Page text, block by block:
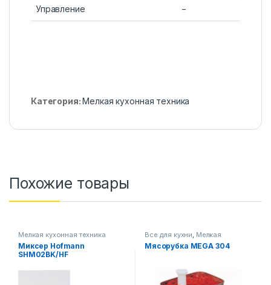
Управление −
Категория:Мелкая кухонная техника
Похожие товары
Мелкая кухонная техника
Миксер Hofmann
SHM02BK/HF
Все для кухни, Мелкая
кухонная техника
Мясорубка MEGA 304